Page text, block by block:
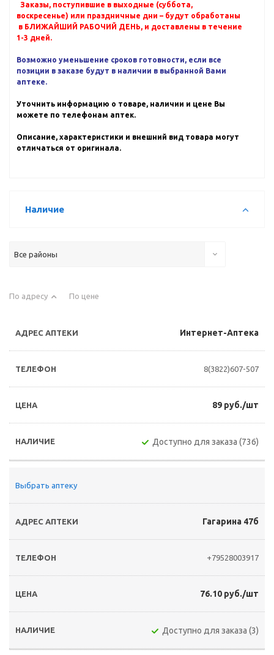
Заказы, поступившие в выходные (суббота,
воскресенье) или праздничные дни – будут обработаны
в БЛИЖАЙШИЙ РАБОЧИЙ ДЕНЬ, и доставлены в течение
1-3 дней.
Возможно уменьшение сроков готовности, если все
позиции в заказе будут в наличии в выбранной Вами
аптеке.
Уточнить информацию о товаре, наличии и цене Вы
можете по телефонам аптек.
Описание, характеристики и внешний вид товара могут
отличаться от оригинала.
Наличие
Все районы
По адресу По цене
Интернет-Аптека
8(3822)607-507
89 руб./шт
Доступно для заказа (736)
Выбрать аптеку
Гагарина 47б
+79528003917
76.10 руб./шт
Доступно для заказа (3)